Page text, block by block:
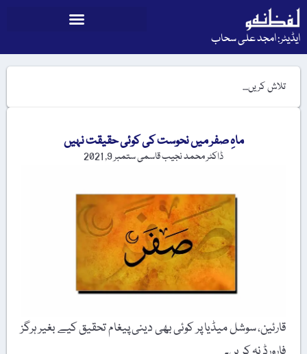
ایڈیٹر: امجد علی سحاب
ماہِ صفر میں نحوست کی کوئی حقیقت نہیں
ڈاکٹر محمد نجیب قاسمیستمبر 9, 2021
قارئین، سوشل میڈیا پر کوئی بھی دینی پیغام تحقیق کیے بغیر ہرگز